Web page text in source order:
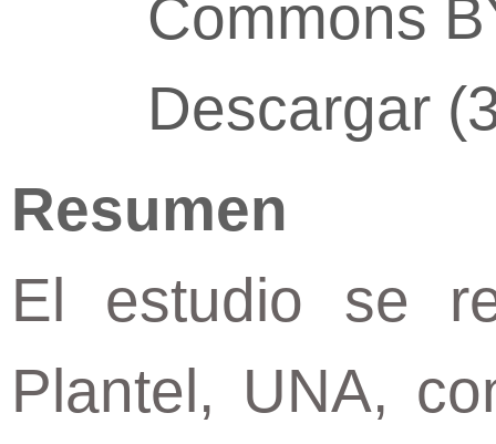
Commons
Descargar
Resumen
El estudio se
Plantel, UNA,